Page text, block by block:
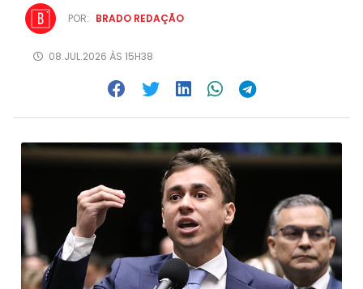
POR: BRADO REDAÇÃO
08.JUL.2026 ÀS 15H38